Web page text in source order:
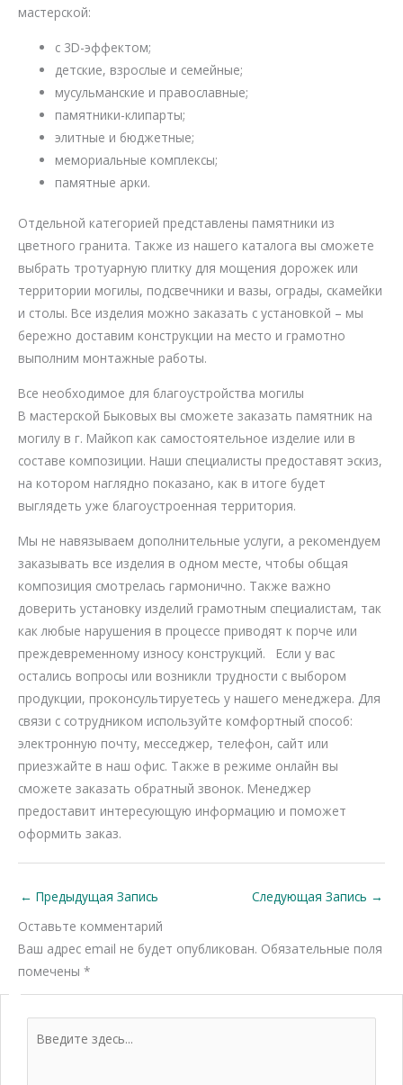
мастерской:
с 3D-эффектом;
детские, взрослые и семейные;
мусульманские и православные;
памятники-клипарты;
элитные и бюджетные;
мемориальные комплексы;
памятные арки.
Отдельной категорией представлены памятники из
цветного гранита. Также из нашего каталога вы сможете
выбрать тротуарную плитку для мощения дорожек или
территории могилы, подсвечники и вазы, ограды, скамейки
и столы. Все изделия можно заказать с установкой – мы
бережно доставим конструкции на место и грамотно
выполним монтажные работы.
Все необходимое для благоустройства могилы
В мастерской Быковых вы сможете заказать памятник на
могилу в г. Майкоп как самостоятельное изделие или в
составе композиции. Наши специалисты предоставят эскиз,
на котором наглядно показано, как в итоге будет
выглядеть уже благоустроенная территория.
Мы не навязываем дополнительные услуги, а рекомендуем
заказывать все изделия в одном месте, чтобы общая
композиция смотрелась гармонично. Также важно
доверить установку изделий грамотным специалистам, так
как любые нарушения в процессе приводят к порче или
преждевременному износу конструкций. Если у вас
остались вопросы или возникли трудности с выбором
продукции, проконсультируетесь у нашего менеджера. Для
связи с сотрудником используйте комфортный способ:
электронную почту, месседжер, телефон, сайт или
приезжайте в наш офис. Также в режиме онлайн вы
сможете заказать обратный звонок. Менеджер
предоставит интересующую информацию и поможет
оформить заказ.
← Предыдущая Запись Следующая Запись →
Оставьте комментарий
Ваш адрес email не будет опубликован. Обязательные поля
помечены *
здесь...